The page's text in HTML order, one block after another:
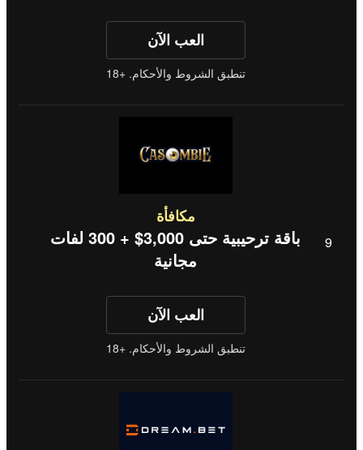
العب الآن
تنطبق الشروط والأحكام. +18
مكافأة
باقة ترحيبية حتى 3,000$ + 300 لفات
مجانية
العب الآن
تنطبق الشروط والأحكام. +18